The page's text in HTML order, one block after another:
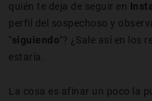
quién te deja de seguir en
perfil del sospechoso y
" siguiendo"? ¿Sale así en los
estaría.
La cosa es afinar un poco la